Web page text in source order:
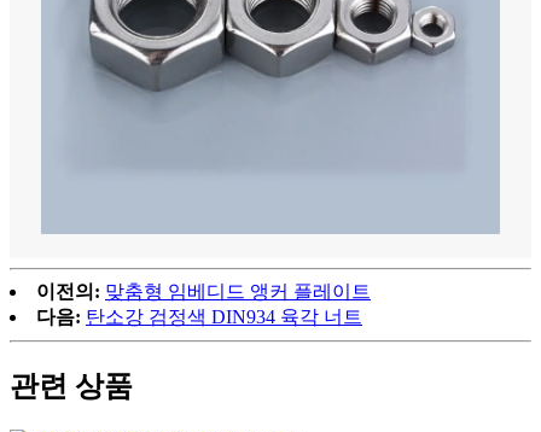
이전의: 맞춤형 임베디드 앵커 플레이트
다음: 탄소강 검정색 DIN934 육각 너트
관련 상품